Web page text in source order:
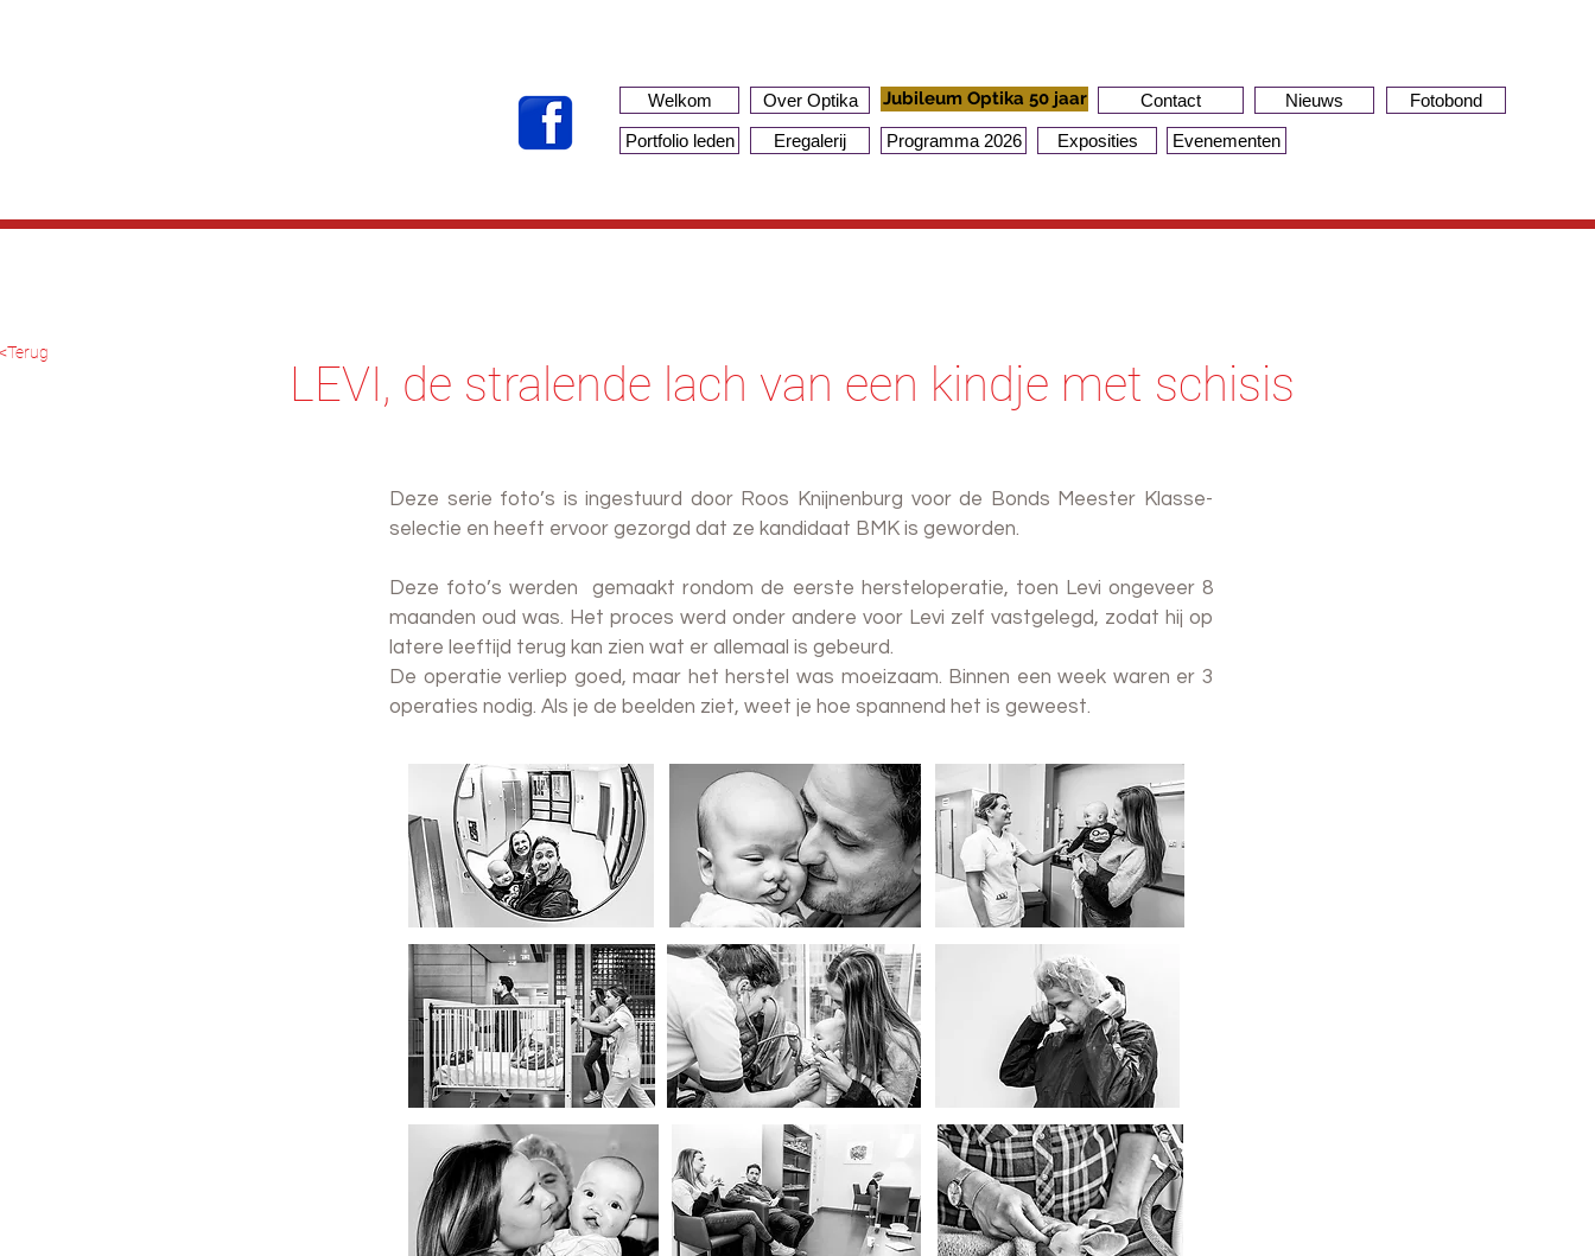
Welkom Over Optika Jubileum Optika 50 jaar Contact Nieuws
Fotobond
Portfolio leden
Eregalerij Programma 2026 Exposities Evenementen
LEVI, de stralende lach van een kindje met schisis
Deze serie foto’s is ingestuurd door Roos Knijnenburg voor de Bonds Meester Klasse-
selectie en heeft ervoor gezorgd dat ze kandidaat BMK is geworden.
Deze foto’s werden gemaakt rondom de eerste hersteloperatie, toen Levi ongeveer 8
maanden oud was. Het proces werd onder andere voor Levi zelf vastgelegd, zodat hij op
latere leeftijd terug kan zien wat er allemaal is gebeurd.
De operatie verliep goed, maar het herstel was moeizaam. Binnen een week waren er 3
operaties nodig. Als je de beelden ziet, weet je hoe spannend het is geweest.